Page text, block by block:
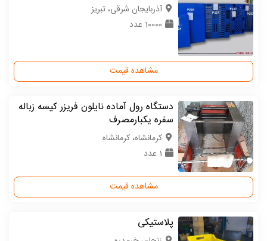
آذربایجان شرقی، تبریز
10000 عدد
مشاهده قیمت
دستگاه رول آماده نایلون فریزر کیسه زباله
سفره یکبارمصرف
كرمانشاه، کرمانشاه
1 عدد
مشاهده قیمت
پلاستیکی